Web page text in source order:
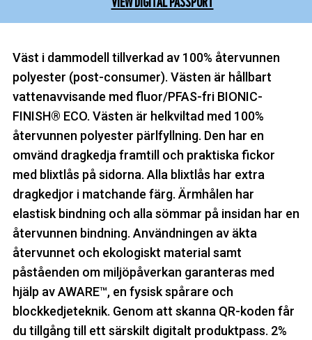
Väst i dammodell tillverkad av 100% återvunnen
polyester (post-consumer). Västen är hållbart
vattenavvisande med fluor/PFAS-fri BIONIC-
FINISH® ECO. Västen är helkviltad med 100%
återvunnen polyester pärlfyllning. Den har en
omvänd dragkedja framtill och praktiska fickor
med blixtlås på sidorna. Alla blixtlås har extra
dragkedjor i matchande färg. Ärmhålen har
elastisk bindning och alla sömmar på insidan har en
återvunnen bindning. Användningen av äkta
återvunnet och ekologiskt material samt
påståenden om miljöpåverkan garanteras med
hjälp av AWARE™, en fysisk spårare och
blockkedjeteknik. Genom att skanna QR-koden får
du tillgång till ett särskilt digitalt produktpass. 2%